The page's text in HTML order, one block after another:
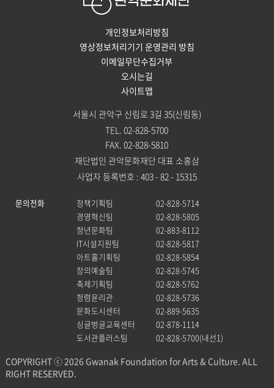
개인정보처리방침
영상정보처리기기 운영관리 방침
이메일무단수집거부
오시는길
사이트맵
서울시 관악구 신림로 3길 35(신림동)
TEL. 02-828-5700
FAX. 02-828-5810
재단법인 관악문화재단 대표 소홍삼
사업자 등록번호 : 403 - 82 - 15315
문의전화 정책기획팀
02-828-5714
경영혁신팀
02-828-5805
청년문화팀
02-883-8112
IT시설지원팀
02-828-5817
아트홀기획팀
02-828-5854
창의예술팀
02-828-5745
축제기획팀
02-828-5762
청렴윤리관
02-828-5736
문화도시센터
02-889-5635
싱글벙글교육센터
02-878-1114
도서관플러스팀
02-828-5700(내선1)
COPYRIGHT ⓒ 2026 Gwanak Foundation for Arts & Culture. ALL
RIGHT RESERVED.